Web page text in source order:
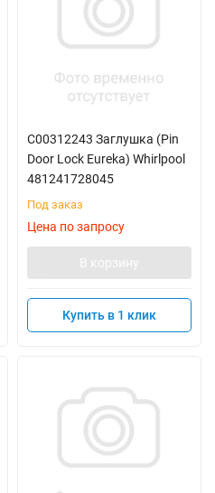
C00312243 Заглушка (Pin
Door Lock Eureka) Whirlpool
481241728045
Под заказ
Цена по запросу
В корзину
Купить в 1 клик